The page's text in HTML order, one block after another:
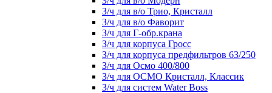
З/ч для в/о Трио, Кристалл
З/ч для в/о Фаворит
З/ч для Г-обр.крана
З/ч для корпуса Гросс
З/ч для корпуса предфильтров 63/250
З/ч для Осмо 400/800
З/ч для ОСМО Кристалл, Классик
З/ч для систем Water Boss